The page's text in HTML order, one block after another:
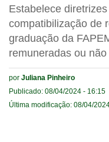
Estabelece
compatibilização de
graduação da
remuneradas ou não
por Juliana Pinheiro
Publicado: 08/04/2024 - 16:15
Última modificação: 08/04/